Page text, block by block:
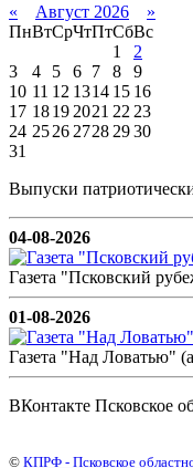
« Август 2026
»
ПнВтСрЧтПтСбВс
1
2
3
4 5 6 7 8
9
10 11 12 1314 15 16
17 18192021 2223
24 252627282930
31
Выпуски
04-08-2026
Газета "Псковский
01-08-2026
Газета "Над Ловатью"
ВКонтакте Псковское
© КПРФ - Псковское